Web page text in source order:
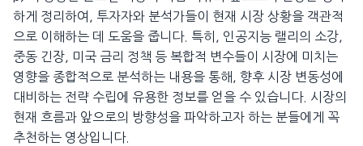
하게 정리하여, 투자자와 분석가들이 현재 시장 상황을 객관적
으로 이해하는 데 도움을 줍니다. 특히, 인공지능 랠리의 소강,
중동 긴장, 미국 금리 정책 등 복합적 변수들이 시장에 미치는
영향을 종합적으로 분석하는 내용을 통해, 향후 시장 변동성에
대비하는 전략 수립에 유용한 정보를 얻을 수 있습니다. 시장의
현재 흐름과 앞으로의 방향성을 파악하고자 하는 분들에게 꼭
추천하는 영상입니다.